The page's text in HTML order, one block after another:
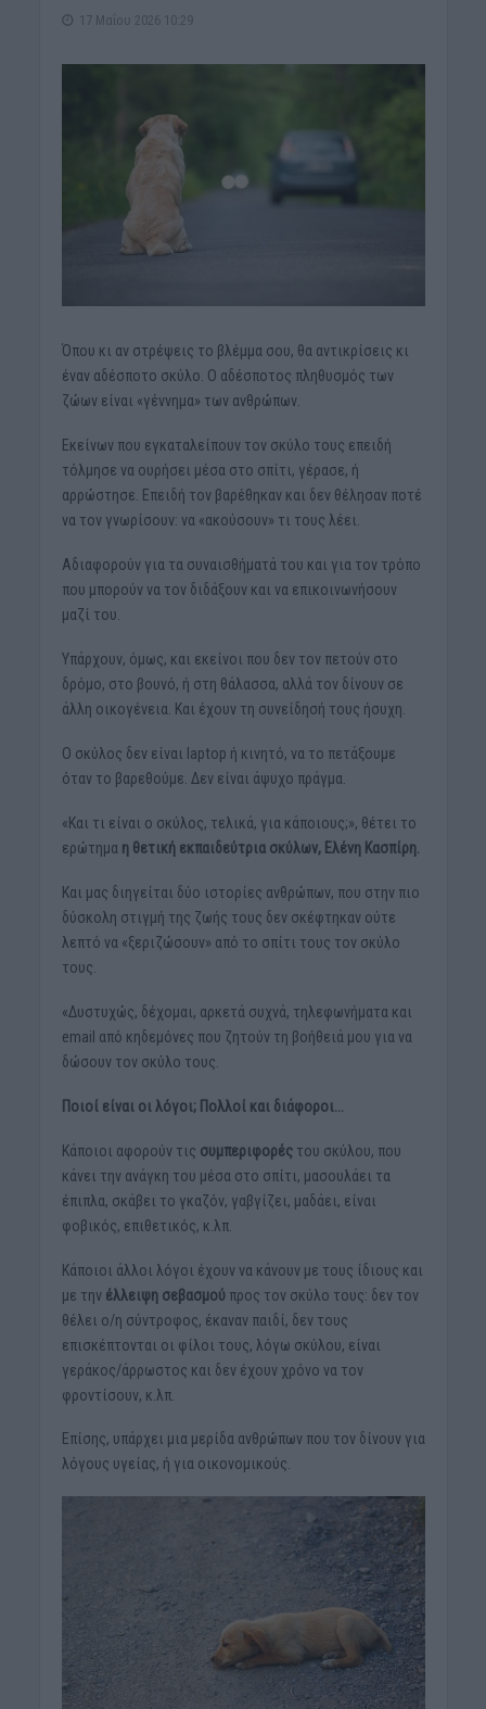
17 Μαΐου 2026 10:29
Όπου κι αν στρέψεις το βλέμμα σου, θα αντικρίσεις κι
έναν αδέσποτο σκύλο. Ο αδέσποτος πληθυσμός των
ζώων είναι «γέννημα» των ανθρώπων.
Εκείνων που εγκαταλείπουν τον σκύλο τους επειδή
τόλμησε να ουρήσει μέσα στο σπίτι, γέρασε, ή
αρρώστησε. Επειδή τον βαρέθηκαν και δεν θέλησαν ποτέ
να τον γνωρίσουν: να «ακούσουν» τι τους λέει.
Αδιαφορούν για τα συναισθήματά του και για τον τρόπο
που μπορούν να τον διδάξουν και να επικοινωνήσουν
μαζί του.
Υπάρχουν, όμως, και εκείνοι που δεν τον πετούν στο
δρόμο, στο βουνό, ή στη θάλασσα, αλλά τον δίνουν σε
άλλη οικογένεια. Και έχουν τη συνείδησή τους ήσυχη.
Ο σκύλος δεν είναι laptop ή κινητό, να το πετάξουμε
όταν το βαρεθούμε. Δεν είναι άψυχο πράγμα.
«Και τι είναι ο σκύλος, τελικά, για κάποιους;», θέτει το
ερώτημα η θετική εκπαιδεύτρια σκύλων, Ελένη Κασπίρη.
Και μας διηγείται δύο ιστορίες ανθρώπων, που στην πιο
δύσκολη στιγμή της ζωής τους δεν σκέφτηκαν ούτε
λεπτό να «ξεριζώσουν» από το σπίτι τους τον σκύλο
τους.
«Δυστυχώς, δέχομαι, αρκετά συχνά, τηλεφωνήματα και
email από κηδεμόνες που ζητούν τη βοήθειά μου για να
δώσουν τον σκύλο τους.
Ποιοί είναι οι λόγοι; Πολλοί και διάφοροι…
Κάποιοι αφορούν τις συμπεριφορέςτου σκύλου, που
κάνει την ανάγκη του μέσα στο σπίτι, μασουλάει τα
έπιπλα, σκάβει το γκαζόν, γαβγίζει, μαδάει, είναι
φοβικός, επιθετικός, κ.λπ.
Κάποιοι άλλοι λόγοι έχουν να κάνουν με τους ίδιους και
με την έλλειψη σεβασμούπρος τον σκύλο τους: δεν τον
θέλει ο/η σύντροφος, έκαναν παιδί, δεν τους
επισκέπτονται οι φίλοι τους, λόγω σκύλου, είναι
γεράκος/άρρωστος και δεν έχουν χρόνο να τον
φροντίσουν, κ.λπ.
Επίσης, υπάρχει μια μερίδα ανθρώπων που τον δίνουν για
λόγους υγείας, ή για οικονομικούς.